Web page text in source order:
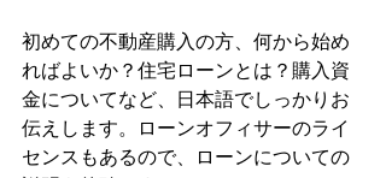
初めての不動産購入の方、何から始め
ればよいか？住宅ローンとは？購入資
金についてなど、日本語でしっかりお
伝えします。ローンオフィサーのライ
センスもあるので、ローンについての